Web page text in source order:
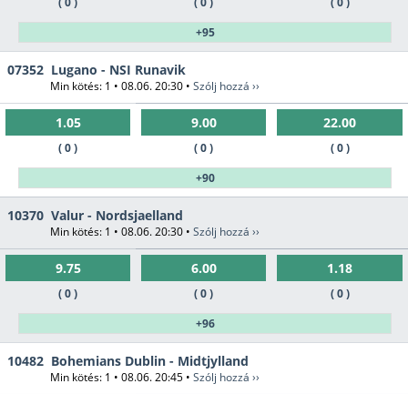
+95
07352 Lugano - NSI Runavik
Min kötés: 1 • 08.06. 20:30 • Szólj hozzá ››
1.05
( 0 )
9.00
( 0 )
22.00
( 0 )
+90
10370 Valur - Nordsjaelland
Min kötés: 1 • 08.06. 20:30 • Szólj hozzá ››
9.75
( 0 )
6.00
( 0 )
1.18
( 0 )
+96
10482 Bohemians Dublin - Midtjylland
Min kötés: 1 • 08.06. 20:45 • Szólj hozzá ››